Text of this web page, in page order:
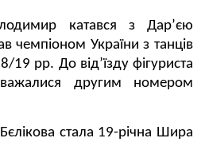
катався з Дар’єю
чемпіоном України з танців
19 рр. До від’їзду фігуриста
другим номером
стала 19-річна Шира